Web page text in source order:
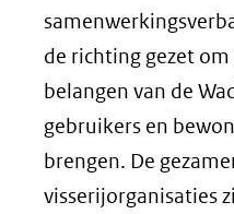
de richting gezet
belangen van de
gebruikers en
brengen. De
visserijorganisaties